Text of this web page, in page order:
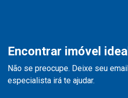
Encontrar imóvel
Não se preocupe. Deixe seu
especialista irá te ajudar.